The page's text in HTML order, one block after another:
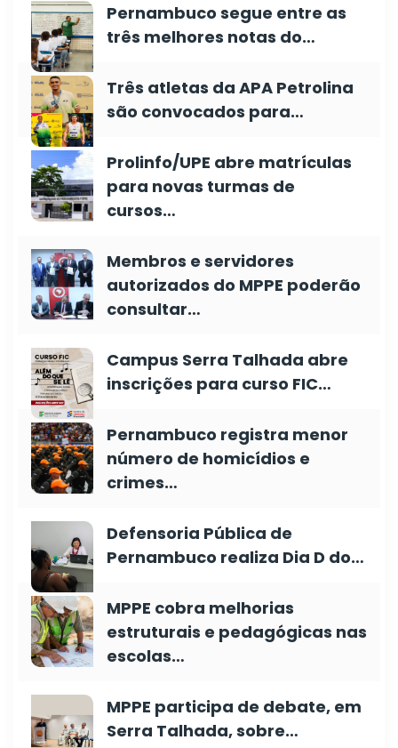
Pernambuco segue entre as
três melhores notas do…
Três atletas da APA Petrolina
são convocados para…
Prolinfo/UPE abre matrículas
para novas turmas de
cursos…
Membros e servidores
autorizados do MPPE poderão
consultar…
Campus Serra Talhada abre
inscrições para curso FIC…
Pernambuco registra menor
número de homicídios e
crimes…
Defensoria Pública de
Pernambuco realiza Dia D do…
MPPE cobra melhorias
estruturais e pedagógicas nas
escolas…
MPPE participa de debate, em
Serra Talhada, sobre…